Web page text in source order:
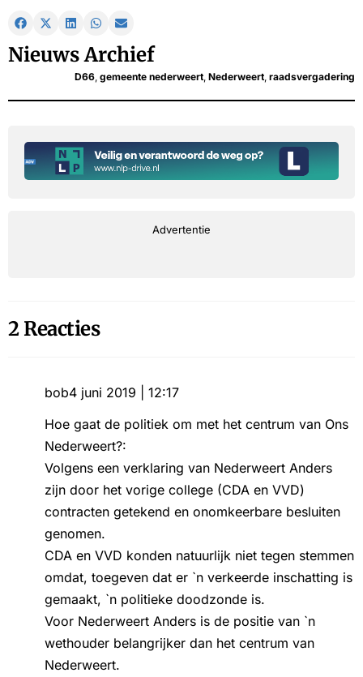
Nieuws Archief
D66 gemeente nederweert Nederweert raadsvergadering
Advertentie
2 Reacties
bob4 juni 2019 | 12:17
Hoe gaat de politiek om met het centrum van Ons
Nederweert?:
Volgens een verklaring van Nederweert Anders
zijn door het vorige college (CDA en VVD)
contracten getekend en onomkeerbare besluiten
genomen.
CDA en VVD konden natuurlijk niet tegen stemmen
omdat, toegeven dat er `n verkeerde inschatting is
gemaakt, `n politieke doodzonde is.
Voor Nederweert Anders is de positie van `n
wethouder belangrijker dan het centrum van
Nederweert.